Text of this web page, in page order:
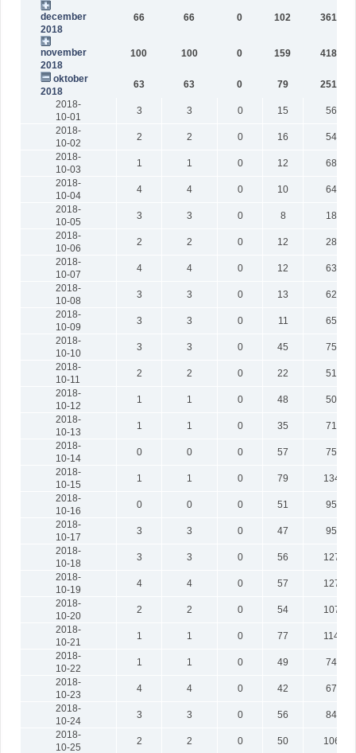
december
2018
66 66 0 102 36169
november
2018
100 100 0 159 41860
oktober
2018
63 63 0 79
25106
2018-
10-01
3 3 0 15
561
2018-
10-02
2 2 0 16
543
2018-
10-03
1 1 0 12
689
2018-
10-04
4 4 0 10
647
2018-
10-05
3 3 0 8
187
2018-
10-06
2 2 0 12
286
2018-
10-07
4 4 0 12
636
2018-
10-08
3 3 0 13
624
2018-
10-09
3 3 0 11
650
2018-
10-10
3 3 0 45
757
2018-
10-11
2 2 0 22
515
2018-
10-12
1 1 0 48
501
2018-
10-13
1 1 0 35
719
2018-
10-14
0 0 0 57
752
2018-
10-15
1 1 0 79
1343
2018-
10-16
0 0 0 51
957
2018-
10-17
3 3 0 47
954
2018-
10-18
3 3 0 56
1277
2018-
10-19
4 4 0 57
1272
2018-
10-20
2 2 0 54
1071
2018-
10-21
1 1 0 77
1147
2018-
10-22
1 1 0 49
745
2018-
10-23
4 4 0 42
672
2018-
10-24
3 3 0 56
846
2018-
10-25
2 2 0 50
1066